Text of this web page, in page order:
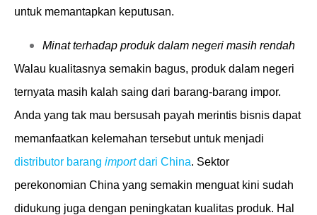
untuk memantapkan keputusan.
Minat terhadap produk dalam negeri masih rendah
Walau kualitasnya semakin bagus, produk dalam negeri
ternyata masih kalah saing dari barang-barang impor.
Anda yang tak mau bersusah payah merintis bisnis dapat
memanfaatkan kelemahan tersebut untuk menjadi
distributor barang importdari China. Sektor
perekonomian China yang semakin menguat kini sudah
didukung juga dengan peningkatan kualitas produk. Hal